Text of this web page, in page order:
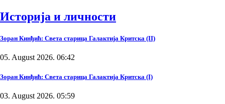
Историја и личности
Зоран Кинђић: Света старица Галактија Критска (II)
05. August 2026. 06:42
Зоран Кинђић: Света старица Галактија Критска (I)
03. August 2026. 05:59